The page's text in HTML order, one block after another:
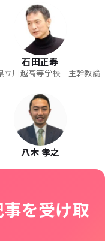
石田正寿
立川越高等学校 主幹教諭
八木 孝之
を受け取